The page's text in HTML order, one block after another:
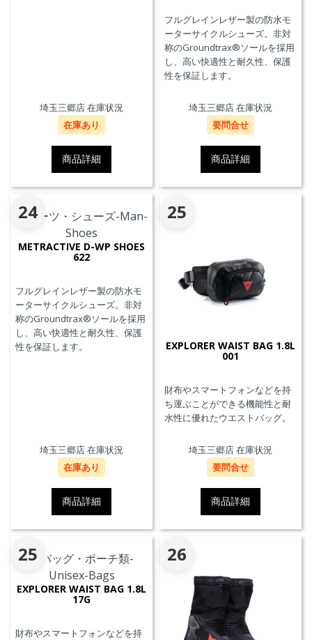
埼玉三郷店 在庫状況
在庫あり
商品詳細
フルグレインレザー製の防水モ
ーターサイクルシューズ。非対
称のGroundtrax®ソールを採用
し、高い快適性と耐久性、保護
性を保証します。
埼玉三郷店 在庫状況
要問合せ
商品詳細
24
METRACTIVE D-WP SHOES
622
フルグレインレザー製の防水モ
ーターサイクルシューズ。非対
称のGroundtrax®ソールを採用
し、高い快適性と耐久性、保護
性を保証します。
埼玉三郷店 在庫状況
在庫あり
商品詳細
25
EXPLORER WAIST BAG 1.8L
001
財布やスマートフォンなどを持
ち運ぶことができる機能性と耐
水性に優れたウエストバッグ。
埼玉三郷店 在庫状況
要問合せ
商品詳細
25
EXPLORER WAIST BAG 1.8L
17G
財布やスマートフォンなどを持
26